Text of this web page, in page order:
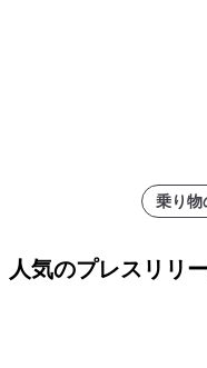
乗り物
人気のプレスリリ